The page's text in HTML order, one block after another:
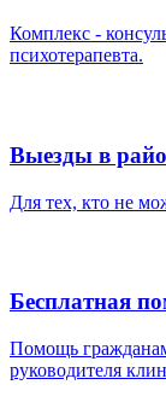
Комплекс -
психотерапевта.
Выезды в
Для тех, кто не
Бесплатная
Помощь
руководителя